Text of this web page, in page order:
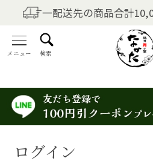
一配送先の商品合計
メニュー 検索
商品を探す
全商品一覧
梅干しの商品一覧
梅酒の商品一覧
梅製品・その他の商品一覧
ログイン